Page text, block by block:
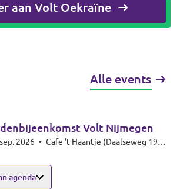
aan Volt Oekraïne
Alle events
Volt Nijmegen
2026 •
agenda